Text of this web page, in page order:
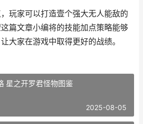
玩家可以打造壹个强大无人能敌的
篇文章小编将的技能加点策略能够
大家在游戏中取得更好的战绩。
星之开罗君怪物图鉴
2025-08-05